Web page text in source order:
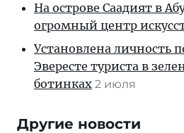
На острове Саадият в
огромный центр
Установлена личность
Эвересте туриста в
ботинках 2 июля
Другие новости